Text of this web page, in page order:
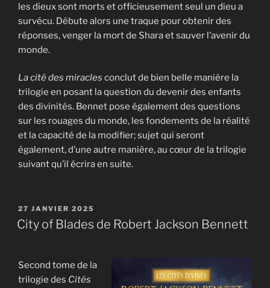
les dieux sont morts et officieusement seul un dieu a
survécu. Débute alors une traque pour obtenir des
réponses, venger la mort de Shara et sauver l’avenir du
monde.
La cité des miracles conclut de bien belle manière la
trilogie en posant la question du devenir des enfants
des divinités. Bennet pose également des questions
sur les rouages du monde, les fondements de la réalité
et la capacité de la modifier; sujet qui seront
également, d’une autre manière, au cœur de la trilogie
suivant qu’il écrira en suite.
PUBLIÉ
LE
27 JANVIER 2025
City of Blades de Robert Jackson Bennett
Second tome de la
trilogie des Cités